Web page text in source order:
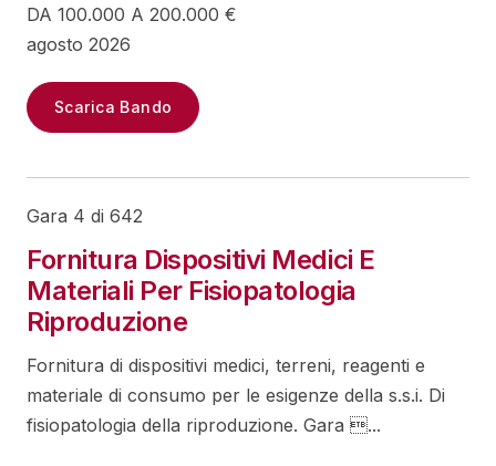
DA 100.000 A 200.000 €
agosto 2026
Scarica Bando
Gara 4 di 642
Fornitura Dispositivi Medici E
Materiali Per Fisiopatologia
Riproduzione
Fornitura di dispositivi medici, terreni, reagenti e
materiale di consumo per le esigenze della s.s.i. Di
fisiopatologia della riproduzione. Gara ...